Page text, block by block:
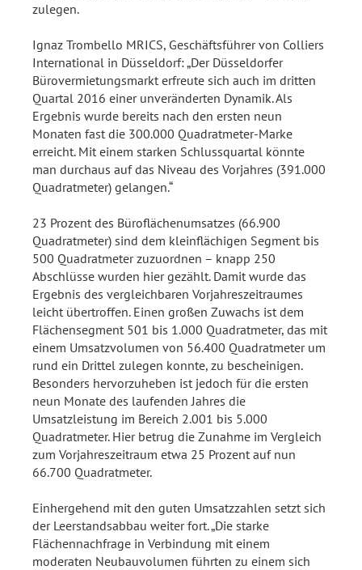
zulegen.
Ignaz Trombello MRICS, Geschäftsführer von Colliers
International in Düsseldorf: „Der Düsseldorfer
Bürovermietungsmarkt erfreute sich auch im dritten
Quartal 2016 einer unveränderten Dynamik. Als
Ergebnis wurde bereits nach den ersten neun
Monaten fast die 300.000 Quadratmeter-Marke
erreicht. Mit einem starken Schlussquartal könnte
man durchaus auf das Niveau des Vorjahres (391.000
Quadratmeter) gelangen.“
23 Prozent des Büroflächenumsatzes (66.900
Quadratmeter) sind dem kleinflächigen Segment bis
500 Quadratmeter zuzuordnen – knapp 250
Abschlüsse wurden hier gezählt. Damit wurde das
Ergebnis des vergleichbaren Vorjahreszeitraumes
leicht übertroffen. Einen großen Zuwachs ist dem
Flächensegment 501 bis 1.000 Quadratmeter, das mit
einem Umsatzvolumen von 56.400 Quadratmeter um
rund ein Drittel zulegen konnte, zu bescheinigen.
Besonders hervorzuheben ist jedoch für die ersten
neun Monate des laufenden Jahres die
Umsatzleistung im Bereich 2.001 bis 5.000
Quadratmeter. Hier betrug die Zunahme im Vergleich
zum Vorjahreszeitraum etwa 25 Prozent auf nun
66.700 Quadratmeter.
Einhergehend mit den guten Umsatzzahlen setzt sich
der Leerstandsabbau weiter fort. „Die starke
Flächennachfrage in Verbindung mit einem
moderaten Neubauvolumen führten zu einem sich